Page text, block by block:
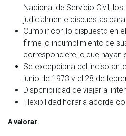
Nacional de Servicio Civil,
judicialmente dispuestas
Cumplir con lo dispuesto en
firme, o incumplimiento de
correspondiere, o que
Se excepciona del inciso
junio de 1973 y el 28 de
Disponibilidad de viajar al
Flexibilidad horaria acorde
A valorar: